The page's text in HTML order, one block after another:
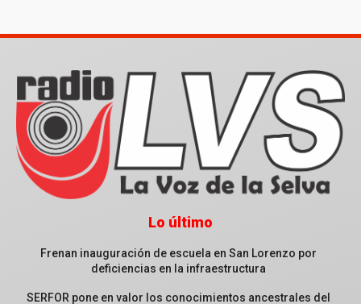
Lo último
Frenan inauguración de escuela en San Lorenzo por
deficiencias en la infraestructura
SERFOR pone en valor los conocimientos ancestrales del